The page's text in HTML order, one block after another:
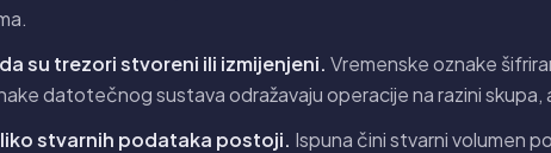
su trezori stvoreni ili izmijenjeni. Vremenske oznake
datotečnog sustava odražavaju operacije na razini skupa,
stvarnih podataka postoji. Ispuna čini stvarni volumen